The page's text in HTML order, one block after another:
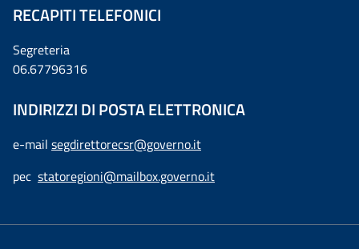
RECAPITI TELEFONICI
Segreteria
06.67796316
INDIRIZZI DI POSTA ELETTRONICA
e-mail segdirettorecsr@governo.it
pec statoregioni@mailbox.governo.it